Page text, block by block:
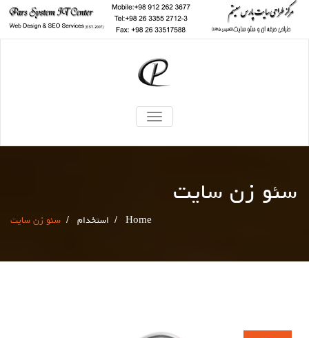
TOGGLE
NAVIGATION
سئو زن سایت
Home
/ استخدام / سئو زن سایت